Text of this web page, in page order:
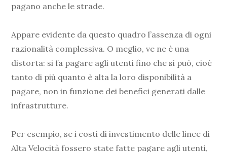
pagano anche le strade.
Appare evidente da questo quadro l’assenza di ogni
razionalità complessiva. O meglio, ve ne è una
distorta: si fa pagare agli utenti fino che si può, cioè
tanto di più quanto è alta la loro disponibilità a
pagare, non in funzione dei benefici generati dalle
infrastrutture.
Per esempio, se i costi di investimento delle linee di
Alta Velocità fossero state fatte pagare agli utenti,